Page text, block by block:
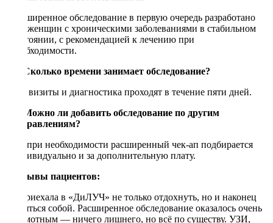
Расширенное обследование в первую очередь разработано
для женщин с хроническими заболеваниями в стабильном
состоянии, с рекомендацией к лечению при
необходимости.
Сколько времени занимает обследование?
Все визиты и диагностика проходят в течение пяти дней.
Можно ли добавить обследование по другим
направлениям?
Да, при необходимости расширенный чек‑ап подбирается
индивидуально и за дополнительную плату.
­Отзывы пациентов:
«Приехала в «ДиЛУЧ» не только отдохнуть, но и наконец
заняться собой. Расширенное обследование оказалось очень
грамотным — ничего лишнего, но всё по существу. УЗИ,